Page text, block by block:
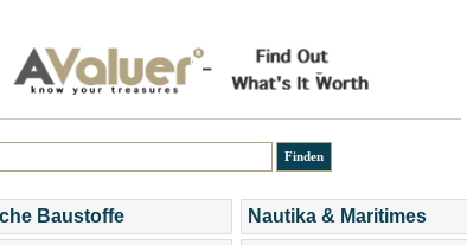
Baustoffe
Nautika & Maritimes